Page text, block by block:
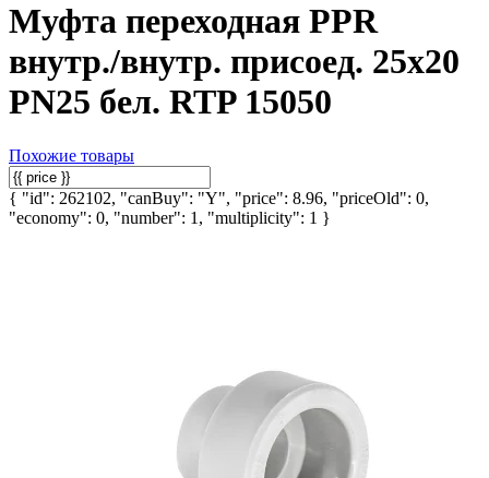
Муфта переходная PPR
внутр./внутр. присоед. 25х20
PN25 бел. RTP 15050
Похожие товары
{ "id": 262102, "canBuy": "Y", "price": 8.96, "priceOld": 0,
"economy": 0, "number": 1, "multiplicity": 1 }